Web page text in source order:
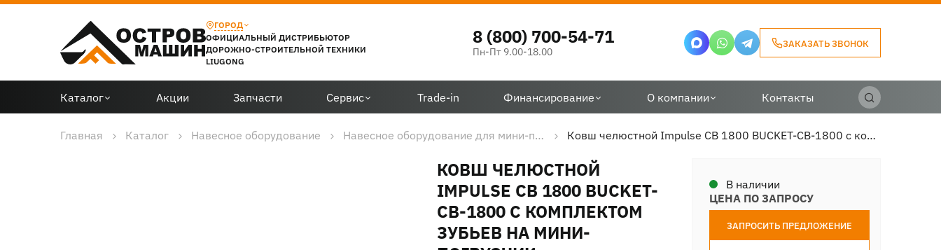
ГОРОД
ОФИЦИАЛЬНЫЙ ДИСТРИБЬЮТОР
ДОРОЖНО-СТРОИТЕЛЬНОЙ ТЕХНИКИ
LIUGONG
8 (800) 700-54-71
Пн-Пт 9.00-18.00
ЗАКАЗАТЬ ЗВОНОК
Каталог Акции Запчасти Сервис Trade-in Финансирование О компании Контакты
Главная Каталог Навесное оборудование Навесное оборудование для мини-погрузчиков Ковш челюстной Impulse CB 1800 BUCKET-CB-1800 с комплектом зубьев на мини-погрузчик
КОВШ ЧЕЛЮСТНОЙ
IMPULSE CB 1800 BUCKET-
CB-1800 С КОМПЛЕКТОМ
ЗУБЬЕВ НА МИНИ-
В наличии
ЦЕНА ПО ЗАПРОСУ
ЗАПРОСИТЬ ПРЕДЛОЖЕНИЕ